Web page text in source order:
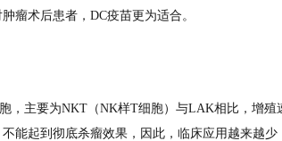
瘤术后患者，DC疫苗更为适合。
，主要为NKT（NK样T细胞）与LAK相比，增
能起到彻底杀瘤效果，因此，临床应用越来越